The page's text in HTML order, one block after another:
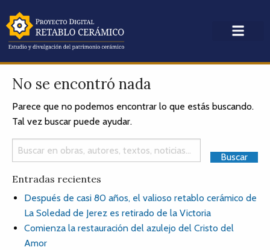
No se encontró nada
Parece que no podemos encontrar lo que estás buscando.
Tal vez buscar puede ayudar.
Entradas recientes
Después de casi 80 años, el valioso retablo cerámico de
La Soledad de Jerez es retirado de la Victoria
Comienza la restauración del azulejo del Cristo del
Amor